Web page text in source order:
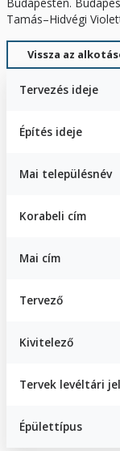
Tamás–Hidvégi
Vissza az
Tervezés ideje
Építés ideje
Mai településnév
Korabeli cím
Mai cím
Tervező
Kivitelező
Tervek levéltári
Épülettípus